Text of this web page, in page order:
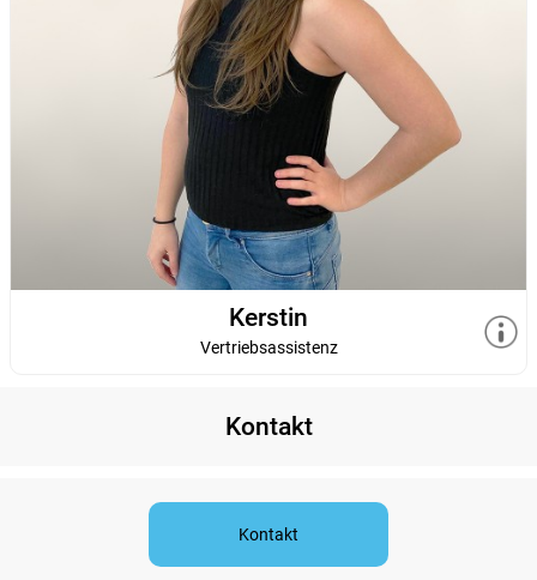
Kerstin
Vertriebsassistenz
Kontakt
Kontakt